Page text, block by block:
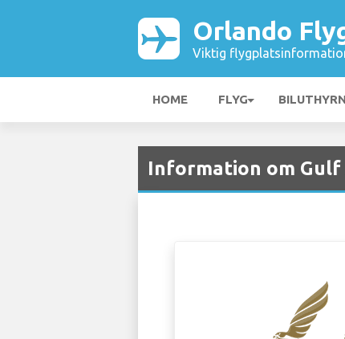
Orlando
Viktig
HOME FLYG
Information om Gulf